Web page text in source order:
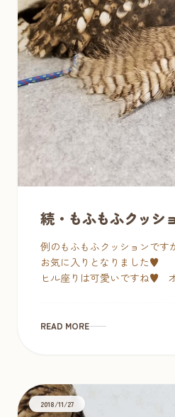
続・もふもふクッシ
例のもふもふクッションです
お気に入りとなりました♥
ヒル座りは可愛いですね♥
READ MORE
2018/11/27